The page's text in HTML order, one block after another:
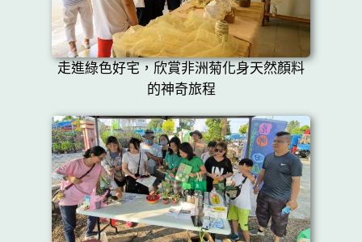
走進綠色好宅，欣賞非洲菊化身天然顏料
的神奇旅程